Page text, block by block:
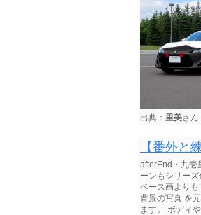
出典： 里美さん
【番外と
afterEnd・九壱
ーンもシリー
ベース画より
背景の写真 を
ます。 ボディ